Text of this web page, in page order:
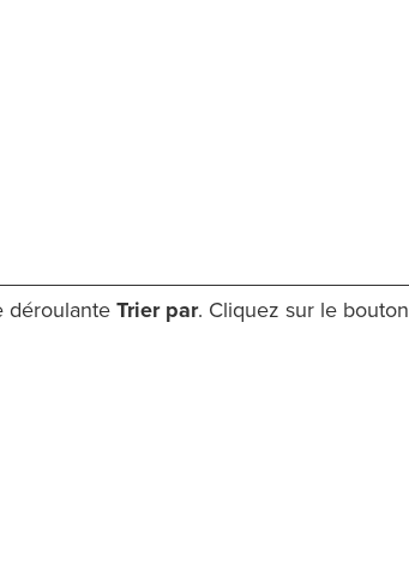
déroulante Trier par. Cliquez sur le